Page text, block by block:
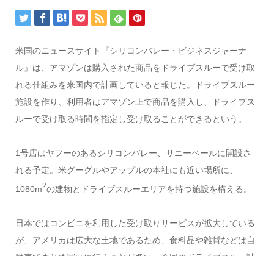
米国のニュースサイト『シリコンバレー・ビジネスジャーナ
ル』は、アマゾンは購入された商品をドライブスルーで受け取
れる仕組みを米国内で計画していると報じた。ドライブスルー
施設を作り、利用者はアマゾン上で商品を購入し、ドライブス
ルーで受け取る時間を指定し受け取ることができるという。
1号店はヤフーのあるシリコンバレー、サニーベールに開設さ
れる予定。米グーグルやアップルの本社にも近い場所に、
1080m2の建物とドライブスルーエリアを持つ施設を構える。
日本ではコンビニを利用した受け取りサービスが拡大している
が、アメリカは広大な土地であるため、食料品や雑貨などは自